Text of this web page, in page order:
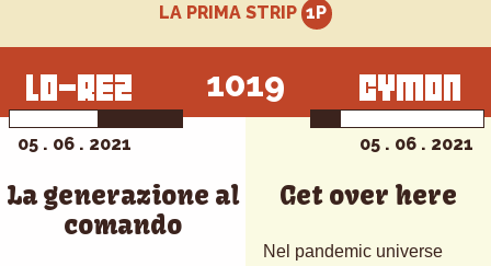
LA PRIMA STRIP
1019
05 . 06 . 2021
La generazione al
comando
05 . 06 . 2021
Get over here
Nel pandemic universe